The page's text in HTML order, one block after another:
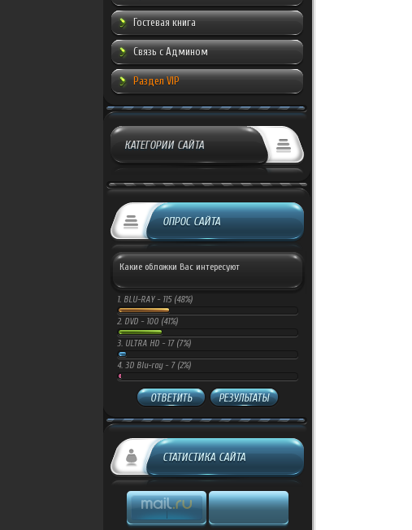
Гостевая книга
Связь с Админом
Раздел VIP
КАТЕГОРИИ САЙТА
ОПРОС САЙТА
Какие обложки Вас интересуют
1. BLU-RAY - 115 (48%)
2. DVD - 100 (41%)
3. ULTRA HD - 17 (7%)
4. 3D Blu-ray - 7 (2%)
ОТВЕТИТЬ РЕЗУЛЬТАТЫ
СТАТИСТИКА САЙТА